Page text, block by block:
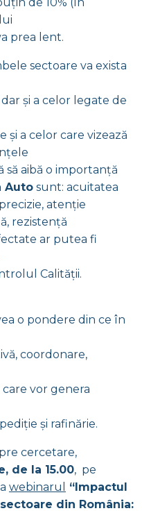
prea lent.
sectoare va exista
și a celor legate de
a celor care vizează
să aibă o importanță
Auto sunt: ​​acuitatea
atenție
rezistență
ar putea fi
Calității.
o pondere din ce în
coordonare,
vor genera
și rafinărie.
cercetare,
de la 15.00, pe
webinarul
“Impactul
din România: